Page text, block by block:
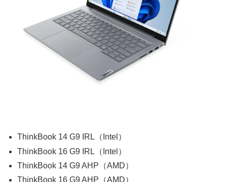
ThinkBook 14 G9 IRL（Intel）
ThinkBook 16 G9 IRL（Intel）
ThinkBook 14 G9 AHP（AMD）
ThinkBook 16 G9 AHP（AMD）